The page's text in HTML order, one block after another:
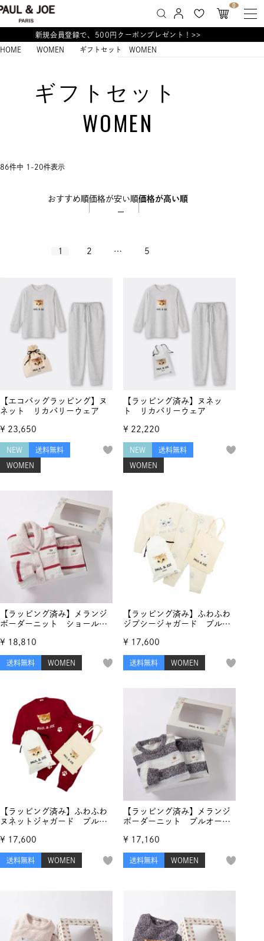
0
新規会員登録で、500円クーポンプレゼント！>>
HOME WOMEN ギフトセット WOMEN
ギフトセット
WOMEN
おすすめ順価格が安い順価格が高い順
86件中 1 -20件表示
1 2 … 5
【エコバッグラッピング】ヌ
ネット リカバリーウェア
¥ 23,650
NEW 送料無料
WOMEN
【ラッピング済み】ヌネッ
ト リカバリーウェア
¥ 22,220
NEW 送料無料
WOMEN
【ラッピング済み】メランジ
ボーダーニット ショールカ
セット
¥ 18,810
送料無料 WOMEN
【ラッピング済み】ふわふわ
ジプシージャガード プルオ
ガード ロングパンツ＆コッ
トンバッグ クリスマスセッ
ト
¥ 17,600
送料無料 WOMEN
【ラッピング済み】ふわふわ
ヌネットジャガード プルオ
ガード ロングパンツ＆コッ
トンバッグ クリスマスセッ
ト
¥ 17,600
送料無料 WOMEN
【ラッピング済み】メランジ
ボーダーニット プルオーバ
¥ 17,160
送料無料 WOMEN